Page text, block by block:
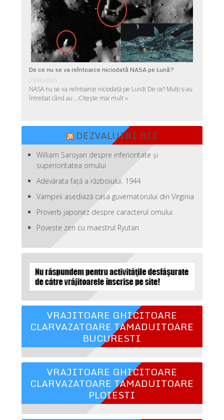
De ce nu se va reîntoarce niciodată NASA pe Lună?
27/06/2025
NASA nu se va reîntoarce niciodată pe Lună! De ce? Mulţi s-au
întrebat când au …Citește mai mult »
DEZVALUIRI BIZ
William Saroyan despre inferioritate şi
superioritatea omului
Adevărata față a războiului. 1944
Vampirii asediază casa guvernatorului din Virginia
Proverb japonez despre caracterul omului
Poveste zen cu maestrul Ryutan
VRAJITOARE GHICITOARE
CLARVAZATOARE TAMADUITOARE
BUCURESTI
VRAJITOARE GHICITOARE
CLARVAZATOARE TAMADUITOARE
PLOIESTI